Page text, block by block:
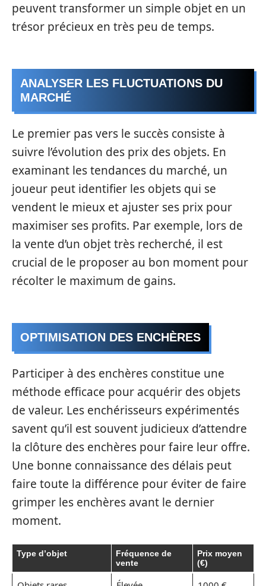
peuvent transformer un simple objet en un
trésor précieux en très peu de temps.
ANALYSER LES FLUCTUATIONS DU
MARCHÉ
Le premier pas vers le succès consiste à
suivre l’évolution des prix des objets. En
examinant les tendances du marché, un
joueur peut identifier les objets qui se
vendent le mieux et ajuster ses prix pour
maximiser ses profits. Par exemple, lors de
la vente d’un objet très recherché, il est
crucial de le proposer au bon moment pour
récolter le maximum de gains.
OPTIMISATION DES ENCHÈRES
Participer à des enchères constitue une
méthode efficace pour acquérir des objets
de valeur. Les enchérisseurs expérimentés
savent qu’il est souvent judicieux d’attendre
la clôture des enchères pour faire leur offre.
Une bonne connaissance des délais peut
faire toute la différence pour éviter de faire
grimper les enchères avant le dernier
moment.
Type d’objet
Fréquence de
vente
Prix moyen
(€)